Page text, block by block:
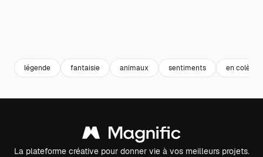
légende fantaisie animaux sentiments en colère
La plateforme créative pour donner vie à vos meilleurs projets.